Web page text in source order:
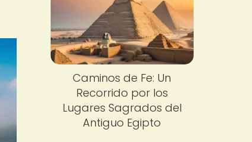
Caminos de Fe: Un
Recorrido por los
Lugares Sagrados del
Antiguo Egipto